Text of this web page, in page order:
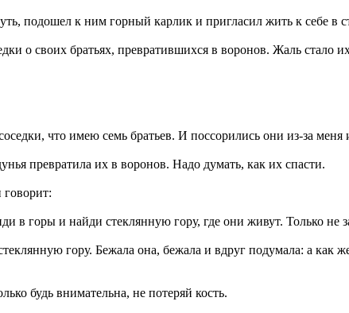
подошел к ним горный карлик и пригласил жить к себе
о своих братьях, превратившихся в воронов. Жаль стало
что имею семь братьев. И поссорились они из-за меня
превратила их в воронов. Надо думать, как их спасти.
в горы и найди стеклянную гору, где они живут. Только не
гору. Бежала она, бежала и вдруг подумала: а как
будь внимательна, не потеряй кость.